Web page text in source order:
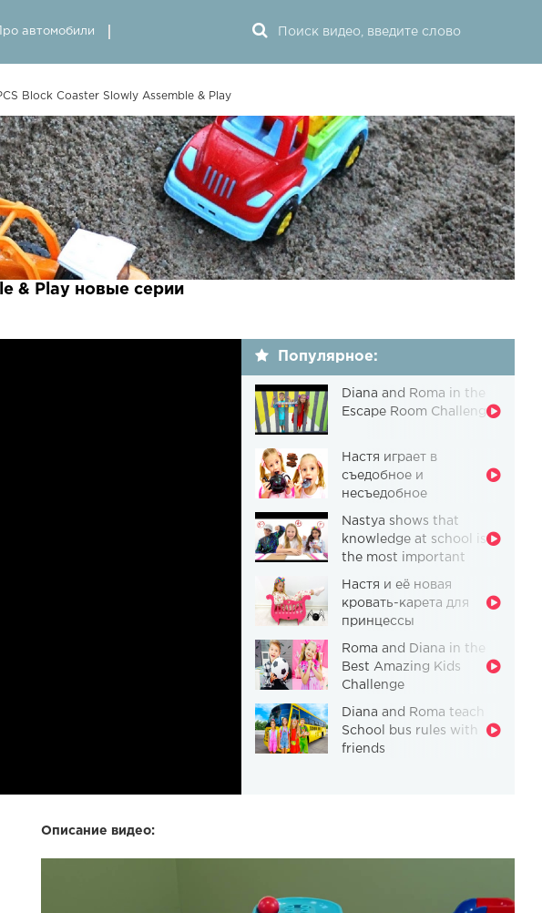
автомобили
Block Coaster Slowly Assemble & Play
& Play новые серии
Популярное:
Diana and Roma in the
Escape Room Challenge
Настя играет в
съедобное и
несъедобное
Nastya shows that
knowledge at school is
the most important
Настя и её новая
кровать-карета для
принцессы
Roma and Diana in the
Best Amazing Kids
Challenge
Diana and Roma teach
School bus rules with
friends
Описание видео: